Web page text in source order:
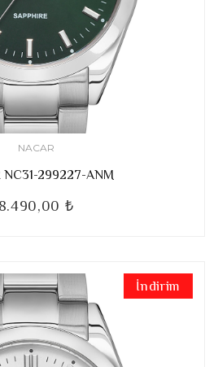
NACAR
NC31-299227-ANM
8.490,00 ₺
İndirim